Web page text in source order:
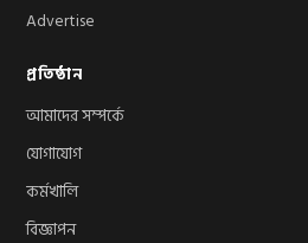
Advertise
প্রতিষ্ঠান
আমাদের সম্পর্কে
যোগাযোগ
কর্মখালি
বিজ্ঞাপন